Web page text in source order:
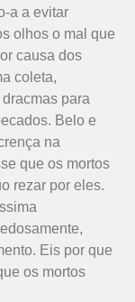
a a evitar
olhos o mal que
causa dos
coleta,
para
Belo e
na
que os mortos
rezar por eles.
Eis por que
os mortos